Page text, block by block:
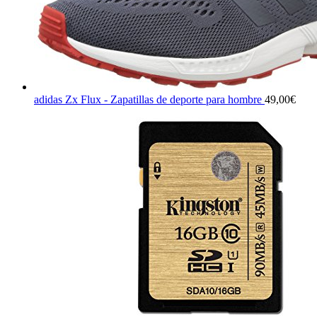
adidas Zx Flux - Zapatillas de deporte para hombre 49,00€